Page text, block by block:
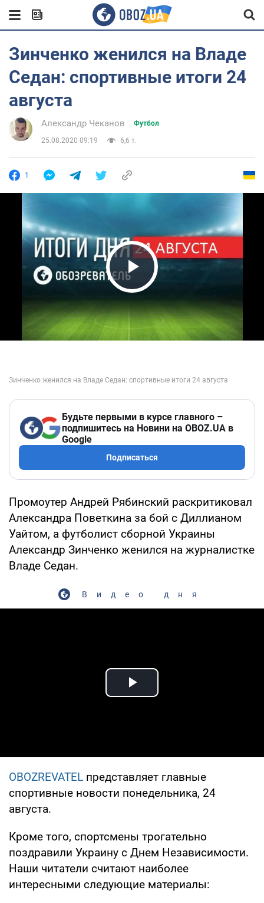
Зинченко женился на Владе
Седан: спортивные итоги 24
августа
Александр Чеканов Футбол
25.08.2020 09:19 6,6 т.
1
Play Video
Будьте первыми в курсе главного –
подпишитесь на Новини на OBOZ.UA в
Google
Подписаться
Промоутер Андрей Рябинский раскритиковал
Александра Поветкина за бой с Диллианом
Уайтом, а футболист сборной Украины
Александр Зинченко женился на журналистке
Владе Седан.
Видео дня
Play Video
OBOZREVATEL представляет главные
спортивные новости понедельника, 24
августа.
Кроме того, спортсмены трогательно
поздравили Украину с Днем Независимости.
Наши читатели считают наиболее
интересными следующие материалы: